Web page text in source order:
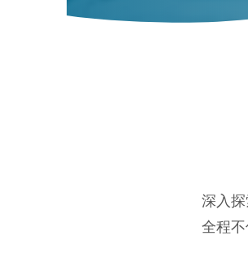
深入
全程